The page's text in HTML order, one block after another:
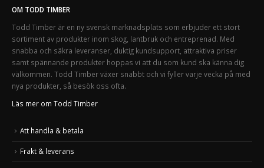
OM TODD TIMBER
Todd Timber är en ny svensk marknadsplats som erbjuder ett stort
sortiment av produkter inom skog, lantbruk och entreprenad. Med
snabba och säkra leveranser, duktig kundsupport, attraktiva priser
samt spännande produkter hoppas vi att du som kund ska känna dig
välkommen. Todd Timber växer snabbt och vi fyller varje vecka på med
nya produkter, så besök oss ofta.
Läs mer om Todd Timber
Att handla & betala
Frakt & leverans